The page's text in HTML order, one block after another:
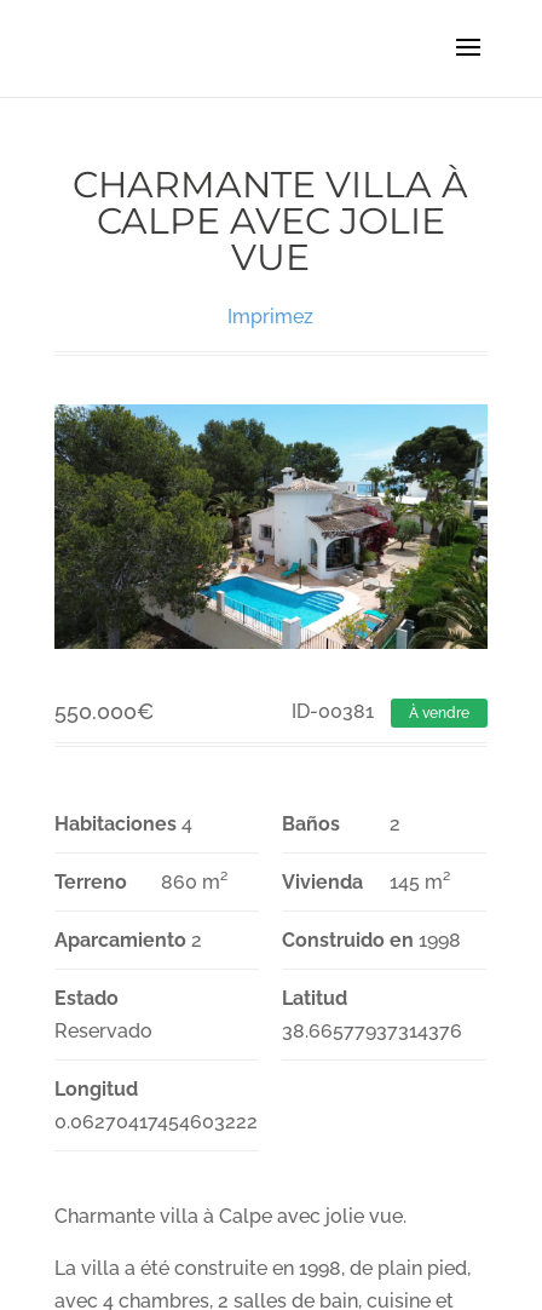
CHARMANTE VILLA À
CALPE AVEC JOLIE
VUE
Imprimez
550.000€ ID-00381 À vendre
Habitaciones 4 Baños 2
Terreno 860 m² Vivienda 145 m²
Aparcamiento 2 Construido en 1998
Estado
Reservado
Latitud
38.66577937314376
Longitud
0.06270417454603222
Charmante villa à Calpe avec jolie vue.
La villa a été construite en 1998, de plain pied,
avec 4 chambres, 2 salles de bain, cuisine et